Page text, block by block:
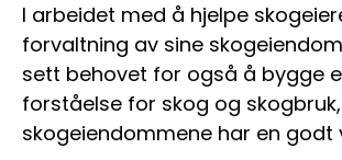
I arbeidet med å hjelpe
forvaltning av sine
sett behovet for også å bygge
forståelse for skog og
skogeiendommene har en godt